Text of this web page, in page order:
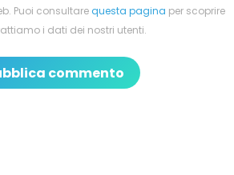
Puoi consultarequesta pagina per scoprire
i dati dei nostri utenti.